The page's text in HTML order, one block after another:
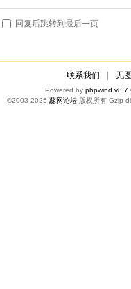
回复后跳转到最后一页
联系我们 无
Powered by phpwind v8.7
©2003-2025 蕊网论坛 版权所有 Gzip